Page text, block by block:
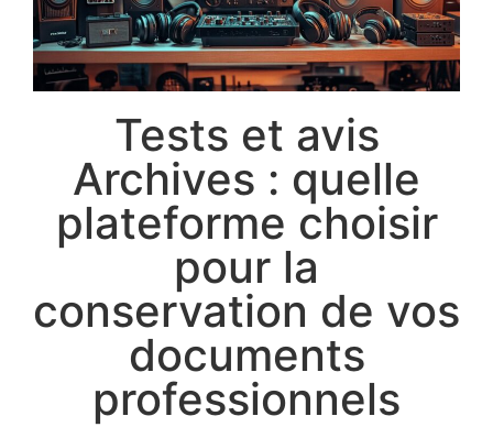
Tests et avis
Archives : quelle
plateforme choisir
pour la
conservation de vos
documents
professionnels